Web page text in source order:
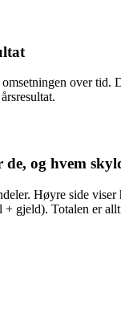
over tid.
de, og hvem
Høyre side viser
+ gjeld). Totalen er